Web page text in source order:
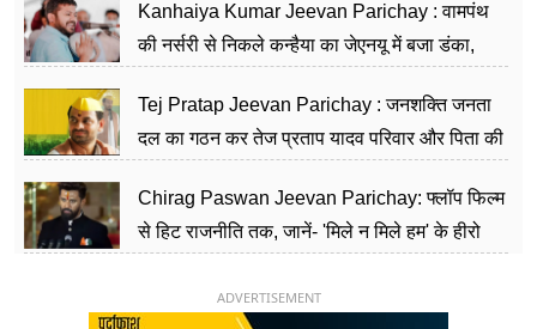
Kanhaiya Kumar Jeevan Parichay : वामपंथ
की नर्सरी से निकले कन्हैया का जेएनयू में बजा डंका,
Tej Pratap Jeevan Parichay : जनशक्ति जनता
दल का गठन कर तेज प्रताप यादव परिवार और पिता की
Chirag Paswan Jeevan Parichay: फ्लॉप फिल्म
से हिट राजनीति तक, जानें- 'मिले न मिले हम' के हीरो
ADVERTISEMENT